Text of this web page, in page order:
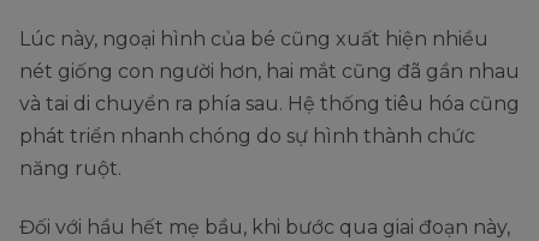
Lúc này, ngoại hình của bé cũng xuất hiện nhiều
nét giống con người hơn, hai mắt cũng đã gần nhau
và tai di chuyển ra phía sau. Hệ thống tiêu hóa cũng
phát triển nhanh chóng do sự hình thành chức
năng ruột.
Đối với hầu hết mẹ bầu, khi bước qua giai đoạn này,